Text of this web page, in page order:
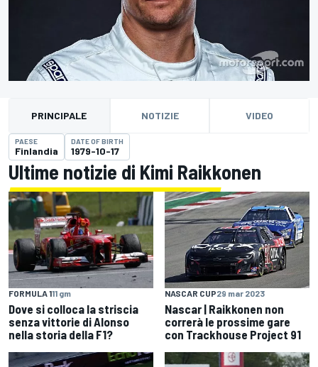
PRINCIPALE NOTIZIE VIDEO
PAESE
Finlandia
DATE OF BIRTH
1979-10-17
Ultime notizie di Kimi Raikkonen
FORMULA 111 gm
Dove si colloca la striscia
senza vittorie di Alonso
nella storia della F1?
NASCAR CUP29 mar 2023
Nascar | Raikkonen non
correrà le prossime gare
con Trackhouse Project 91